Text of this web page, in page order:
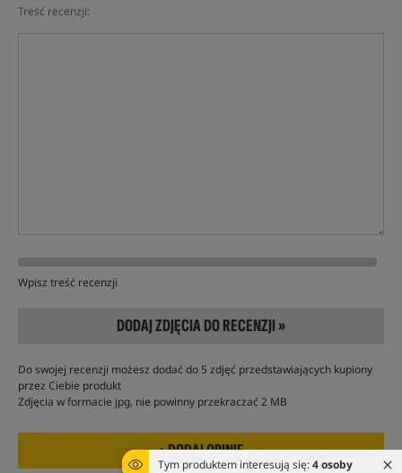
Tym produktem interesują się:4 osoby
Treść recenzji:
Wpisz treść recenzji
DODAJ ZDJĘCIA DO RECENZJI »
Do swojej recenzji możesz dodać do 5 zdjęć przedstawiających kupiony
przez Ciebie produkt
Zdjęcia w formacie jpg, nie powinny przekraczać 2 MB